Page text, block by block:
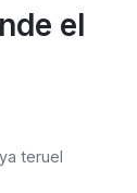
el
teruel